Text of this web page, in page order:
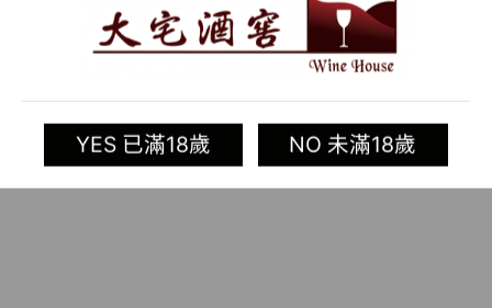
YES 已滿18歲 NO 未滿18歲